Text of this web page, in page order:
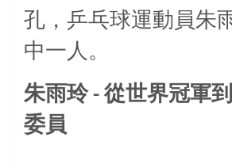
孔，乒乓球運動員朱
中一人。
朱雨玲- 從世界冠軍
委員